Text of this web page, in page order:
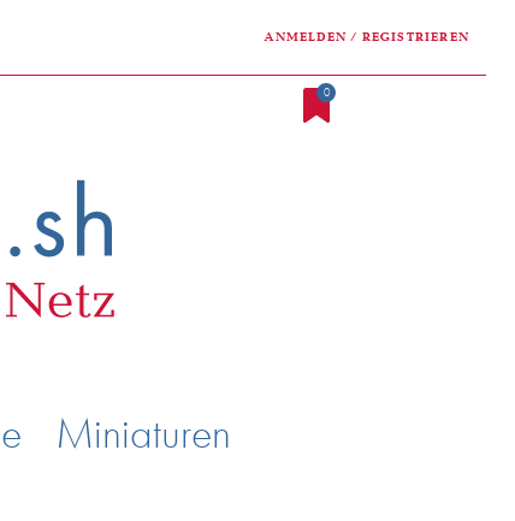
ANMELDEN / REGISTRIEREN
0
Miniaturen